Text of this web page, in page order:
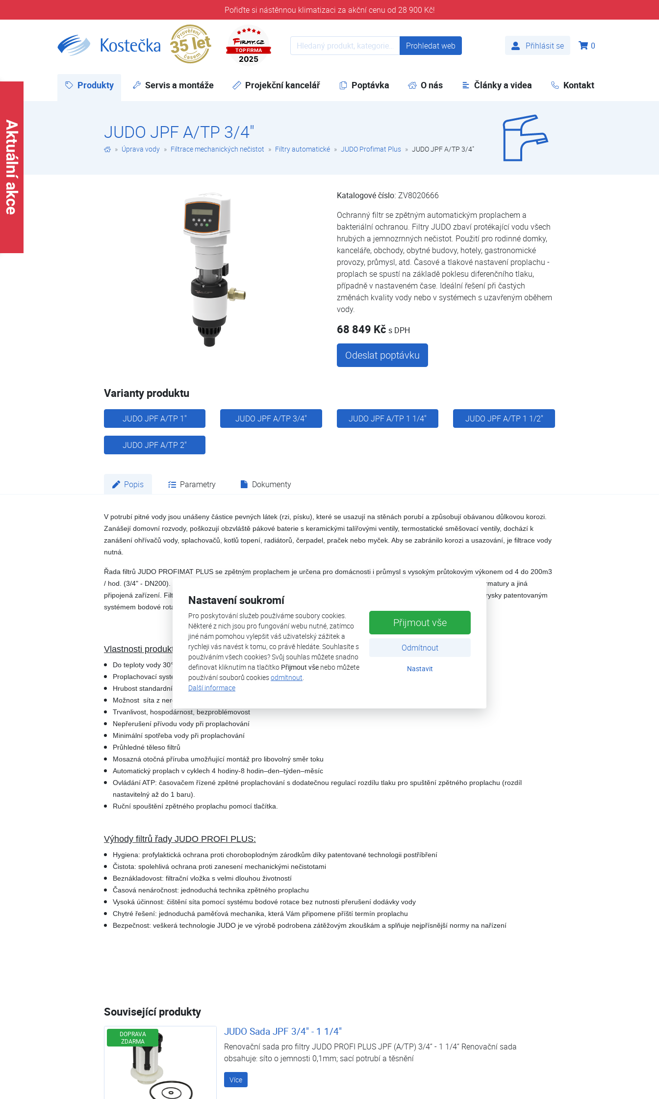
Nastavení soukromí
Pro poskytování služeb používáme soubory cookies.
Některé z nich jsou pro fungování webu nutné, zatímco
jiné nám pomohou vylepšit váš uživatelský zážitek a
rychleji vás navést k tomu, co právě hledáte. Souhlasíte s
používáním všech cookies? Svůj souhlas můžete snadno
definovat kliknutím na tlačítko Přijmout vše nebo můžete
používání souborů cookiesodmítnout.
Další informace
Přijmout vše
Odmítnout
Nastavit
Pořiďte si nástěnnou klimatizaci za akční cenu od 28 900 Kč!
Prověřeni časem 32 let
Přihlásit se
0
Prohledat web Prohledat web
Produkty (aktuální)Servis a montáže Projekční kancelář Poptávka O nás Články a videa Kontakt
JUDO JPF A/TP 3/4"
Úprava vody Filtrace mechanických nečistot Filtry automatické JUDO Profimat Plus JUDO JPF A/TP 3/4"
Katalogové číslo: ZV8020666
Ochranný filtr se zpětným automatickým proplachem a
bakteriální ochranou. Filtry JUDO zbaví protékající vodu všech
hrubých a jemnozrnných nečistot. Použití pro rodinné domky,
kanceláře, obchody, obytné budovy, hotely, gastronomické
provozy, průmysl, atd. Časové a tlakové nastavení proplachu -
proplach se spustí na základě poklesu diferenčního tlaku,
případně v nastaveném čase. Ideální řešení při častých
změnách kvality vody nebo v systémech s uzavřeným oběhem
vody.
68 849 Kč s DPH
Odeslat poptávku
Varianty produktu
JUDO JPF A/TP 1" JUDO JPF A/TP 3/4" JUDO JPF A/TP 1 1/4" JUDO JPF A/TP 1 1/2"
JUDO JPF A/TP 2"
Popis Parametry Dokumenty
V potrubí pitné vody jsou unášeny částice pevných látek (rzi, písku), které se usazují na stěnách porubí a způsobují obávanou důlkovou korozi.
Zanášejí domovní rozvody, poškozují obzvláště pákové baterie s keramickými talířovými ventily, termostatické směšovací ventily, dochází k
zanášení ohřívačů vody, splachovačů, kotlů topení, radiátorů, čerpadel, praček nebo myček. Aby se zabránilo korozi a usazování, je filtrace vody
nutná.
Řada filtrů JUDO PROFIMAT PLUS se zpětným proplachem je určena pro domácnosti i průmysl s vysokým průtokovým výkonem od 4 do 200m3
/ hod. (3/4" - DN200). Patentovaný ochranný filtr se zpětným proplachem účinně a ekonomicky chrání vodovodní potrubí, armatury a jiná
připojená zařízení. Filtry JUDO zbaví protékající vodu všech hrubých a jemnozrnných nečistot. Čištění síta probíhá tlakem trysky patentovaným
systémem bodové rotace bez nutnosti přerušení přívodu vody.
Vlastnosti produktu:
Do teploty vody 30°C
Proplachovací systém v automatické verzi
Hrubost standardního postříbřeného síta – 0,1 mm
Možnost síta z nerezové oceli s hrubostí 0,03, 0,32 mm a 0,5 mm
Trvanlivost, hospodárnost, bezproblémovost
Nepřerušení přívodu vody při proplachování
Minimální spotřeba vody při proplachování
Průhledné těleso filtrů
Mosazná otočná příruba umožňující montáž pro libovolný směr toku
Automatický proplach v cyklech 4 hodiny-8 hodin–den–týden–měsíc
Ovládání ATP: časovačem řízené zpětné proplachování s dodatečnou regulací rozdílu tlaku pro spuštění zpětného proplachu (rozdíl
nastavitelný až do 1 baru).
Ruční spouštění zpětného proplachu pomocí tlačítka.
Výhody filtrů řady JUDO PROFI PLUS:
Hygiena: profylaktická ochrana proti choroboplodným zárodkům díky patentované technologii postříbření
Čistota: spolehlivá ochrana proti zanesení mechanickými nečistotami
Beznákladovost: filtrační vložka s velmi dlouhou životností
Časová nenáročnost: jednoduchá technika zpětného proplachu
Vysoká účinnost: čištění síta pomocí systému bodové rotace bez nutnosti přerušení dodávky vody
Chytré řešení: jednoduchá paměťová mechanika, která Vám připomene příští termín proplachu
Bezpečnost: veškerá technologie JUDO je ve výrobě podrobena zátěžovým zkouškám a splňuje nejpřísnější normy na nařízení
Související produkty
DOPRAVA
ZDARMA
JUDO Sada JPF 3/4" - 1 1/4"
Renovační sada pro filtry JUDO PROFI PLUS JPF (A/TP) 3/4“ - 1 1/4“ Renovační sada
obsahuje: síto o jemnosti 0,1mm; sací potrubí a těsnění
Více